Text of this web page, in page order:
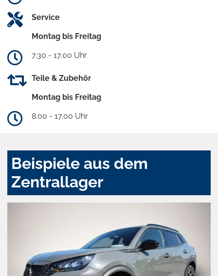
Service
Montag bis Freitag
7.30 - 17.00 Uhr
Teile & Zubehör
Montag bis Freitag
8.00 - 17.00 Uhr
Beispiele aus dem
Zentrallager